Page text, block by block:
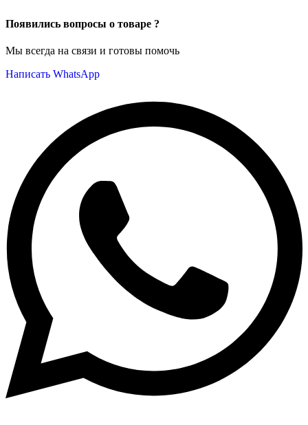
Появились вопросы о товаре ?
Мы всегда на связи и готовы помочь
Написать WhatsApp